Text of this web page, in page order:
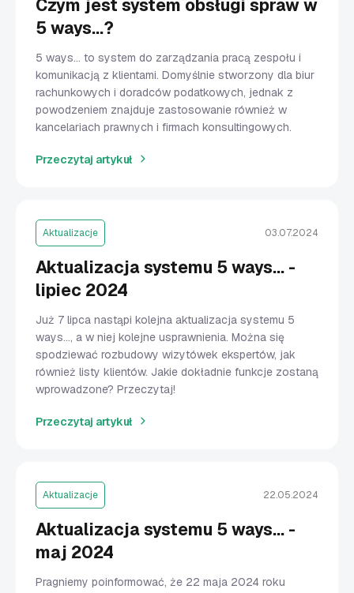
Czym jest system obsługi spraw w
5 ways…?
5 ways… to system do zarządzania pracą zespołu i
komunikacją z klientami. Domyślnie stworzony dla biur
rachunkowych i doradców podatkowych, jednak z
powodzeniem znajduje zastosowanie również w
kancelariach prawnych i firmach konsultingowych.
Przeczytaj artykuł
Aktualizacje 03.07.2024
Aktualizacja systemu 5 ways... -
lipiec 2024
Już 7 lipca nastąpi kolejna aktualizacja systemu 5
ways..., a w niej kolejne usprawnienia. Można się
spodziewać rozbudowy wizytówek ekspertów, jak
również listy klientów. Jakie dokładnie funkcje zostaną
wprowadzone? Przeczytaj!
Przeczytaj artykuł
Aktualizacje 22.05.2024
Aktualizacja systemu 5 ways... -
maj 2024
Pragniemy poinformować, że 22 maja 2024 roku